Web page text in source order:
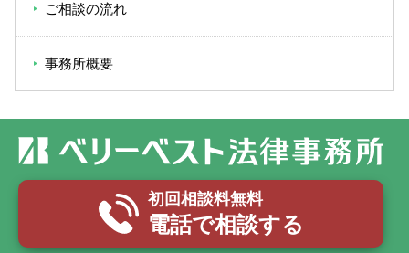
ご相談の流れ
事務所概要
初回相談料無料
電話で相談する